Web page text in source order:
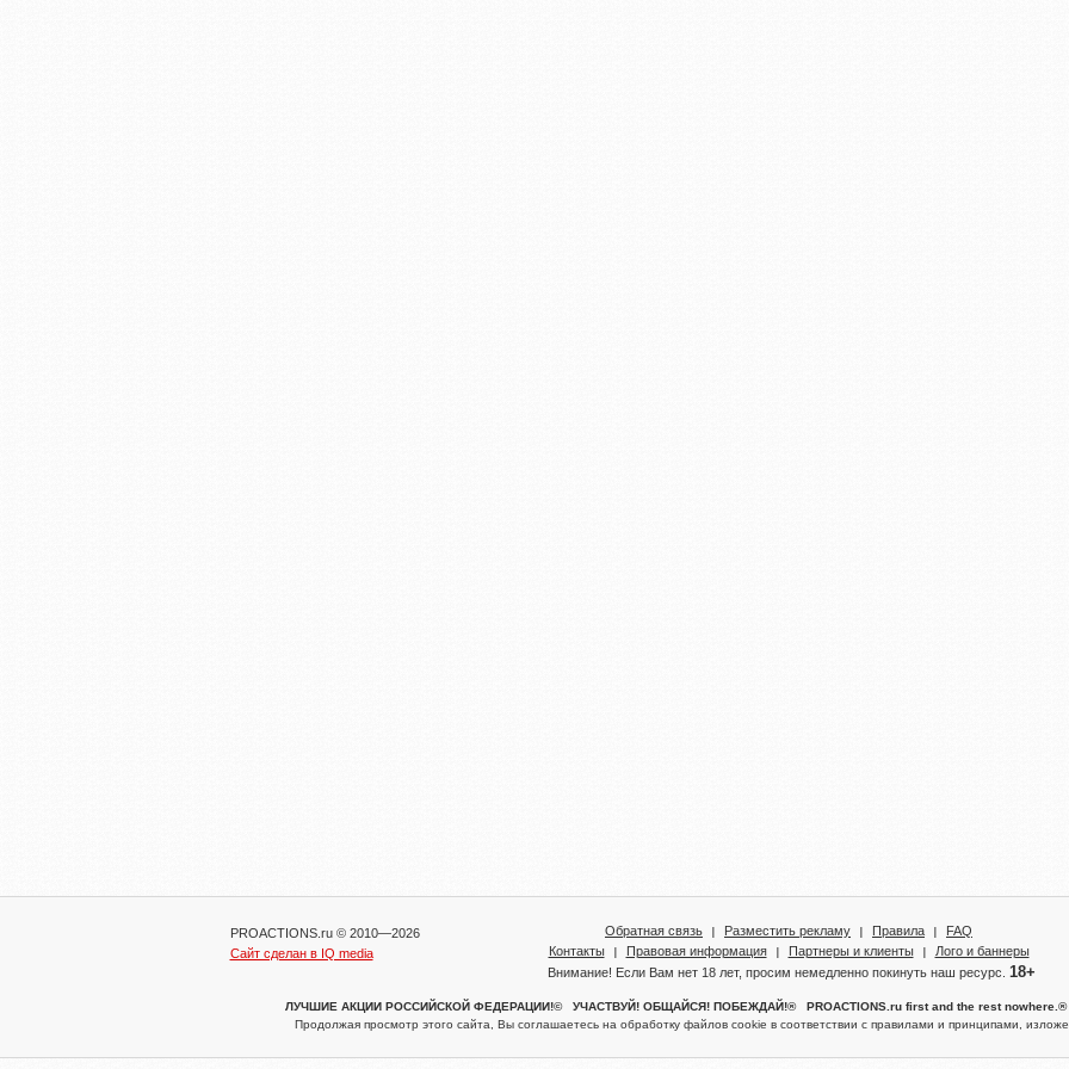
PROACTIONS.ru © 2010—2026
Сайт сделан в IQ media
Обратная связь Разместить рекламу Правила
FAQ
Контакты
Правовая информация Партнеры и клиенты
Лого и баннеры
Внимание! Если Вам нет 18 лет, просим немедленно покинуть наш ресурс. 18+
ЛУЧШИЕ АКЦИИ РОССИЙСКОЙ ФЕДЕРАЦИИ!© УЧАСТВУЙ! ОБЩАЙСЯ! ПОБЕЖДАЙ!® PROACTIONS.ru first and the rest
Продолжая просмотр этого сайта, Вы соглашаетесь на обработку файлов cookie в соответствии с правилами и принципами,